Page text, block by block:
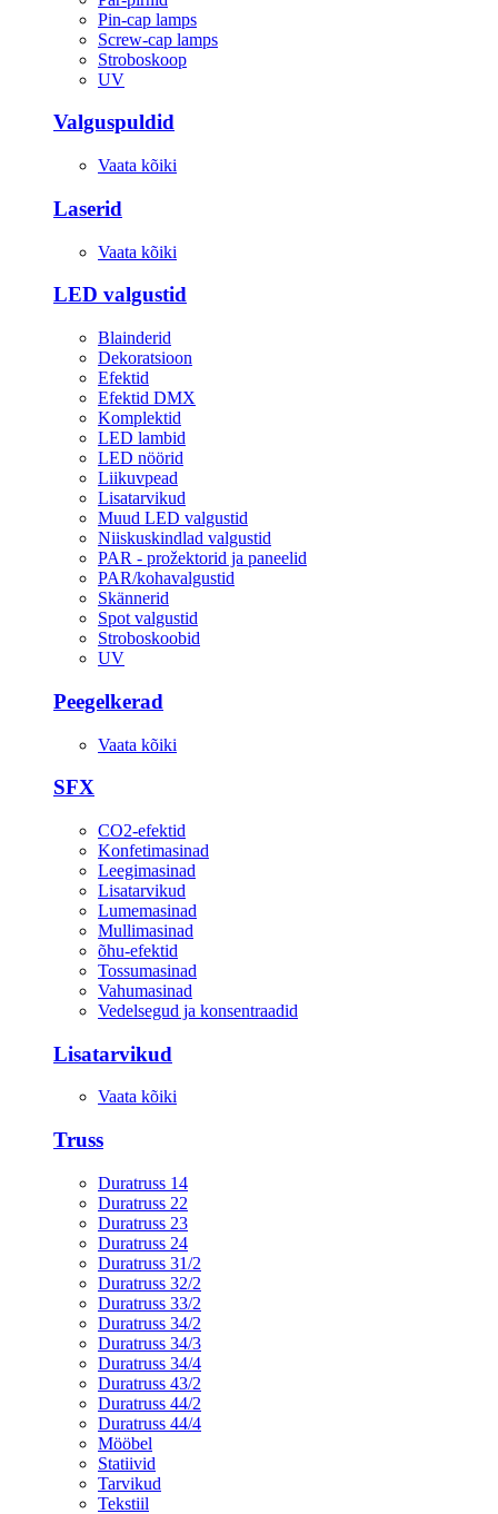
Pin-cap lamps
Screw-cap lamps
Stroboskoop
UV
Valguspuldid
Vaata kõiki
Laserid
Vaata kõiki
LED valgustid
Blainderid
Dekoratsioon
Efektid
Efektid DMX
Komplektid
LED lambid
LED nöörid
Liikuvpead
Lisatarvikud
Muud LED valgustid
Niiskuskindlad valgustid
PAR - prožektorid ja paneelid
PAR/kohavalgustid
Skännerid
Spot valgustid
Stroboskoobid
UV
Peegelkerad
Vaata kõiki
SFX
CO2-efektid
Konfetimasinad
Leegimasinad
Lisatarvikud
Lumemasinad
Mullimasinad
õhu-efektid
Tossumasinad
Vahumasinad
Vedelsegud ja konsentraadid
Lisatarvikud
Vaata kõiki
Truss
Duratruss 14
Duratruss 22
Duratruss 23
Duratruss 24
Duratruss 31/2
Duratruss 32/2
Duratruss 33/2
Duratruss 34/2
Duratruss 34/3
Duratruss 34/4
Duratruss 43/2
Duratruss 44/2
Duratruss 44/4
Mööbel
Statiivid
Tarvikud
Tekstiil